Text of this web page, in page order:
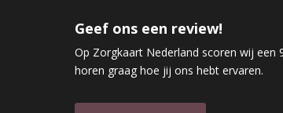
Geef ons een review!
Op Zorgkaart Nederland scoren wij een
horen graag hoe jij ons hebt ervaren.